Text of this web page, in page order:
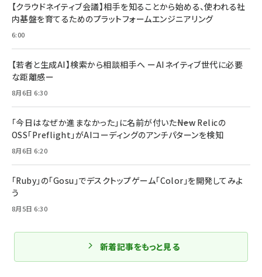
【クラウドネイティブ会議】相手を知ることから始める、使われる社
内基盤を育てるためのプラットフォームエンジニアリング
6:00
【若者と生成AI】検索から相談相手へ ーAIネイティブ世代に必要
な距離感ー
8月6日 6:30
「今日はなぜか進まなかった」に名前が付いた――New Relicの
OSS「Preflight」がAIコーディングのアンチパターンを検知
8月6日 6:20
「Ruby」の「Gosu」でデスクトップゲーム「Color」を開発してみよ
う
8月5日 6:30
新着記事をもっと見る